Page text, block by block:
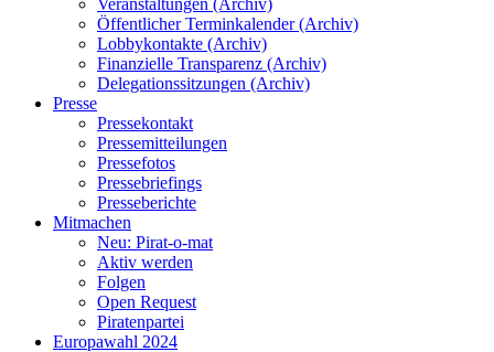
Veranstaltungen (Archiv)
Öffentlicher Terminkalender (Archiv)
Lobbykontakte (Archiv)
Finanzielle Transparenz (Archiv)
Delegationssitzungen (Archiv)
Presse
Pressekontakt
Pressemitteilungen
Pressefotos
Pressebriefings
Presseberichte
Mitmachen
Neu: Pirat-o-mat
Aktiv werden
Folgen
Open Request
Piratenpartei
Europawahl 2024